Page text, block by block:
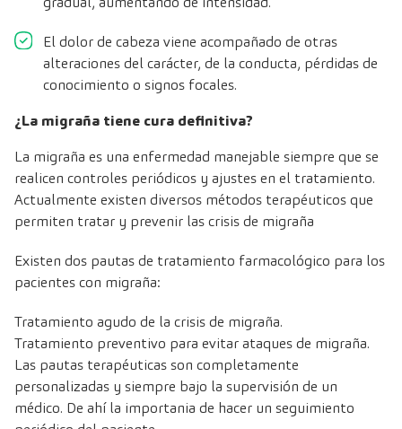
El dolor de cabeza viene acompañado de otras
alteraciones del carácter, de la conducta, pérdidas de
conocimiento o signos focales.
¿La migraña tiene cura definitiva?
La migraña es una enfermedad manejable siempre que se
realicen controles periódicos y ajustes en el tratamiento.
Actualmente existen diversos métodos terapéuticos que
permiten tratar y prevenir las crisis de migraña
Existen dos pautas de tratamiento farmacológico para los
pacientes con migraña:
Tratamiento agudo de la crisis de migraña.
Tratamiento preventivo para evitar ataques de migraña.
Las pautas terapéuticas son completamente
personalizadas y siempre bajo la supervisión de un
médico. De ahí la importania de hacer un seguimiento